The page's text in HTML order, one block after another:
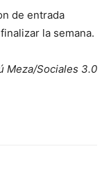
de entrada
la semana.
Meza/Sociales 3.0